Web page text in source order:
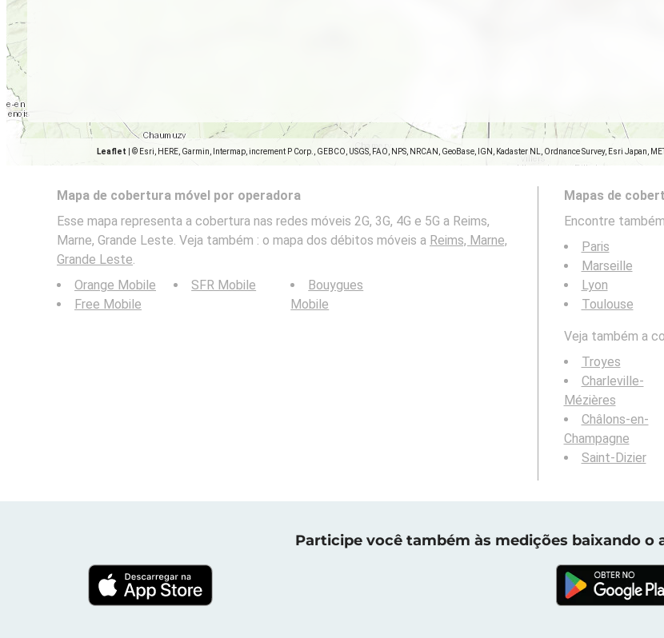
Leaflet © Esri, HERE, Garmin, Intermap, increment P Corp., GEBCO, USGS, FAO, NPS, NRCAN, GeoBase, IGN, Kadaster NL, Ordnance Survey, Esri Japan,
Mapa de cobertura móvel por operadora
Esse mapa representa a cobertura nas redes móveis 2G, 3G, 4G e 5G a Reims,
Marne, Grande Leste. Veja também : o mapa dos débitos móveis a Reims, Marne,
Grande Leste.
Orange Mobile
Free Mobile
SFR Mobile
Bouygues
Mobile
Mapas de
Encontre
Paris
Marseille
Lyon
Toulouse
Veja também a
Troyes
Charleville-
Mézières
Châlons-en-
Champagne
Saint-Dizier
Participe você também às medições baixando o